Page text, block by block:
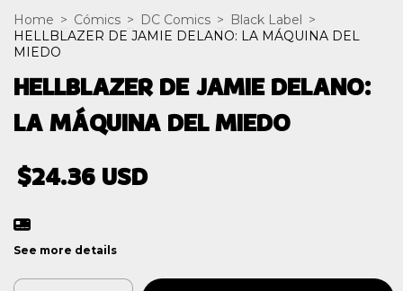
Home > Cómics > DC Comics > Black Label >
HELLBLAZER DE JAMIE DELANO: LA MÁQUINA DEL
MIEDO
HELLBLAZER DE JAMIE DELANO:
LA MÁQUINA DEL MIEDO
$24.36 USD
See more details